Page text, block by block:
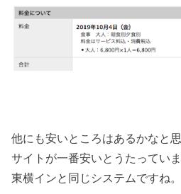
他にも安いところはあるかなと
サイトが一番安いとうたってい
東横インと同じシステムですね。